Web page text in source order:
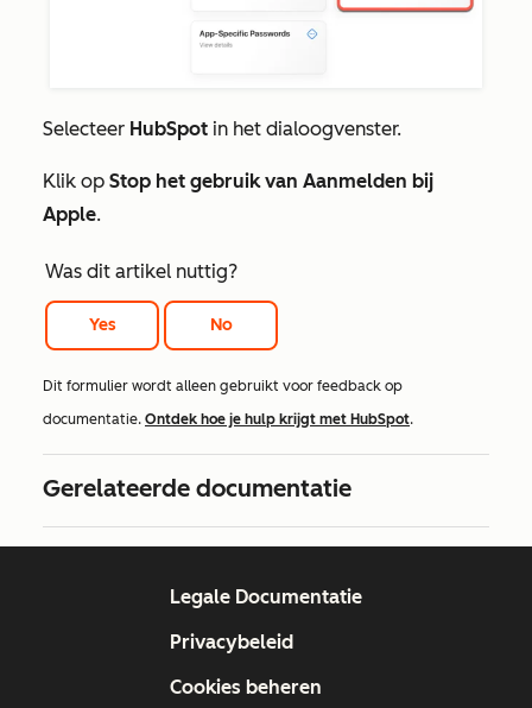
Selecteer HubSpot in het dialoogvenster.
Klik op Stop het gebruik van Aanmelden bij
Apple.
Was dit artikel nuttig?
Yes No
Dit formulier wordt alleen gebruikt voor feedback op
documentatie. Ontdek hoe je hulp krijgt met HubSpot.
Gerelateerde documentatie
Legale Documentatie
Privacybeleid
Cookies beheren